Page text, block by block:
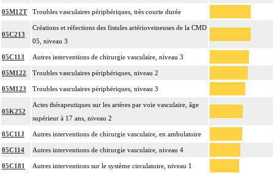
05M12T Troubles vasculaires périphériques, très courte durée
05C213
Créations et réfections des fistules artérioveineuses de la CMD
05, niveau 3
05C113 Autres interventions de chirurgie vasculaire, niveau 3
05M122 Troubles vasculaires périphériques, niveau 2
05M123 Troubles vasculaires périphériques, niveau 3
05K252
Actes thérapeutiques sur les artères par voie vasculaire, âge
supérieur à 17 ans, niveau 2
05C11J Autres interventions de chirurgie vasculaire, en ambulatoire
05C114 Autres interventions de chirurgie vasculaire, niveau 4
05C181 Autres interventions sur le système circulatoire, niveau 1